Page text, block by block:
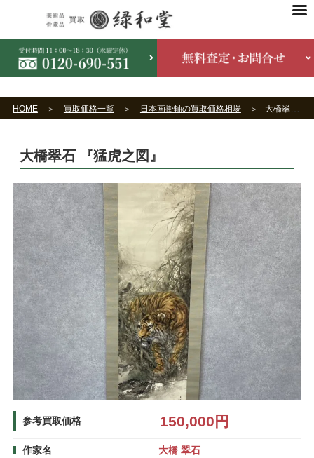
HOME 買取価格一覧 日本画掛軸の買取価格相場 大橋翠石 『猛虎之図』
大橋翠石 『猛虎之図』
参考買取価格 150,000円
作家名 大橋 翠石